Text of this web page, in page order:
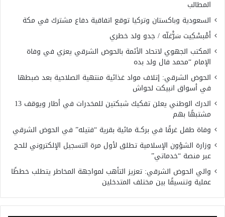
المطالب
السعودية وباكستان وتركيا توقع اتفاقية دفاع مشترك في مكة
أَمْبسْكِيت سَرّْغلّه / جدو ولد خطري
المكتب الجهوي لاتحاد الأئمة بالحوض الشرقي يعزي في وفاة
الإمام “محمد فال ولد بده
الحوض الشرقي: إتلاف مواد غذائية منتهية الصلاحية بعد ضبطها
في أسواق انبيكت لحواش
الدرك الوطني يعلن تفكيك شبكتين للمخدرات في أطار ويوقف 13
مشتبهًا بهم
وفاة طفل غرقًا في بركــة مائية بقرية “فتيله” في الحوض الشرقي
وزارة الشؤون الإسلامية تطلق لأول مرة التسجيل الإلكتروني للحج
عبر منصة “خدماتي”
والي الحوض الشرقي: تعزيز التأهب لمواجهة المخاطر يتطلب خططًا
عملية وتنسيقًا بين مختلف المتدخلين